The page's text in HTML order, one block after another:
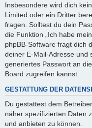
Insbesondere wird dich
Limited oder ein Dritter
fragen. Solltest du dein
die Funktion „Ich habe
phpBB-Software fragt dich
deiner E-Mail-Adresse und
generiertes Passwort an
Board zugreifen kannst.
GESTATTUNG DER
Du gestattest dem
näher spezifizierten Daten
und anbieten zu können.